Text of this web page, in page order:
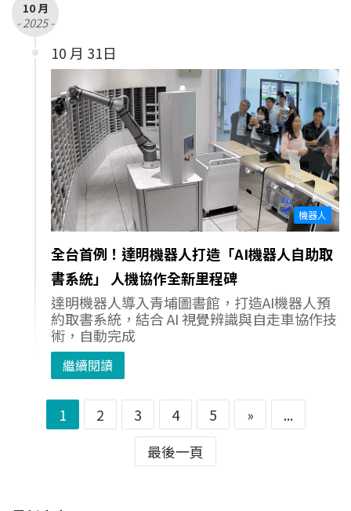
10 月
- 2025 -
10 月 31日
機器人
全台首例！達明機器人打造「AI機器人自助取
書系統」 人機協作全新里程碑
達明機器人導入青埔圖書館，打造AI機器人預
約取書系統，結合 AI 視覺辨識與自走車協作技
術，自動完成
繼續閱讀
1 2 3 4 5 »
...
最後一頁